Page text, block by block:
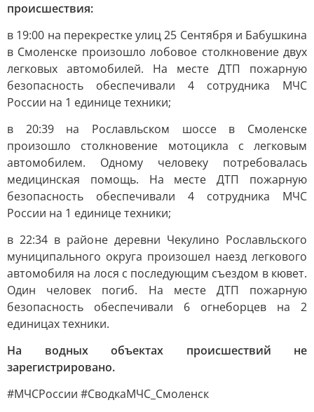
происшествия:
в 19:00 на перекрестке улиц 25 Сентября и Бабушкина
в Смоленске произошло лобовое столкновение двух
легковых автомобилей. На месте ДТП пожарную
безопасность обеспечивали 4 сотрудника МЧС
России на 1 единице техники;
в 20:39 на Рославльском шоссе в Смоленске
произошло столкновение мотоцикла с легковым
автомобилем. Одному человеку потребовалась
медицинская помощь. На месте ДТП пожарную
безопасность обеспечивали 4 сотрудника МЧС
России на 1 единице техники;
в 22:34 в районе деревни Чекулино Рославльского
муниципального округа произошел наезд легкового
автомобиля на лося с последующим съездом в кювет.
Один человек погиб. На месте ДТП пожарную
безопасность обеспечивали 6 огнеборцев на 2
единицах техники.
На водных объектах происшествий не
зарегистрировано.
#МЧСРоссии #СводкаМЧС_Смоленск